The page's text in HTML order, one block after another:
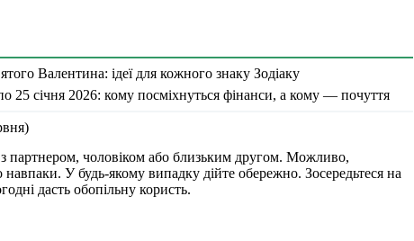
Валентина: ідеї для кожного знаку Зодіаку
25 січня 2026: кому посміхнуться фінанси, а кому — почуття
з партнером, чоловіком або близьким другом. Можливо,
У будь-якому випадку дійте обережно. Зосередьтеся на
дасть обопільну користь.